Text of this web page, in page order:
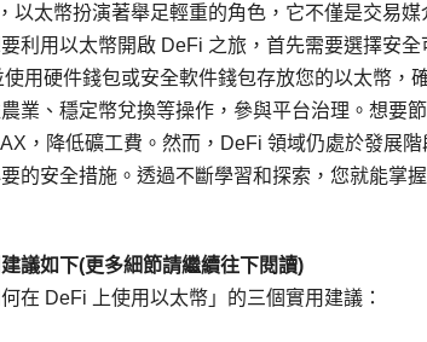
以太幣扮演著舉足輕重的角色，它不僅是交易
利用以太幣開啟 DeFi 之旅，首先需要選擇安
用硬件錢包或安全軟件錢包存放您的以太幣，
業、穩定幣兌換等操作，參與平台治理。想要
，降低礦工費。然而，DeFi 領域仍處於發展
的安全措施。透過不斷學習和探索，您就能掌
議如下(更多細節請繼續往下閱讀)
在 DeFi 上使用以太幣」的三個實用建議：